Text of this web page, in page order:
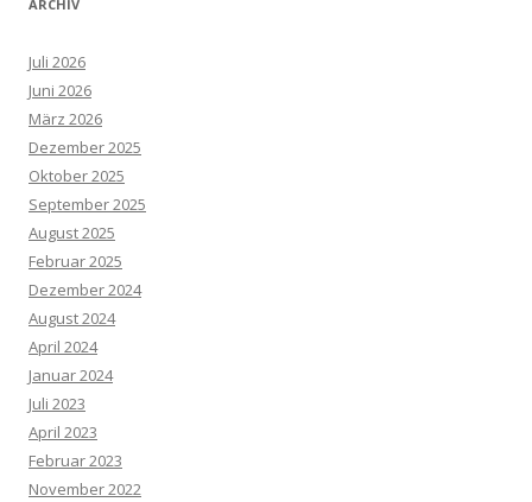
ARCHIV
Juli 2026
Juni 2026
März 2026
Dezember 2025
Oktober 2025
September 2025
August 2025
Februar 2025
Dezember 2024
August 2024
April 2024
Januar 2024
Juli 2023
April 2023
Februar 2023
November 2022